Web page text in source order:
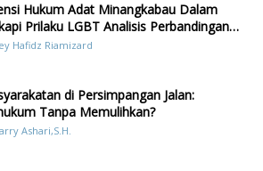
Hukum Adat Minangkabau Dalam
Prilaku LGBT Analisis Perbandingan
Hukum Pidana
Hafidz Riamizard
di Persimpangan Jalan:
Tanpa Memulihkan?
Ashari,S.H.